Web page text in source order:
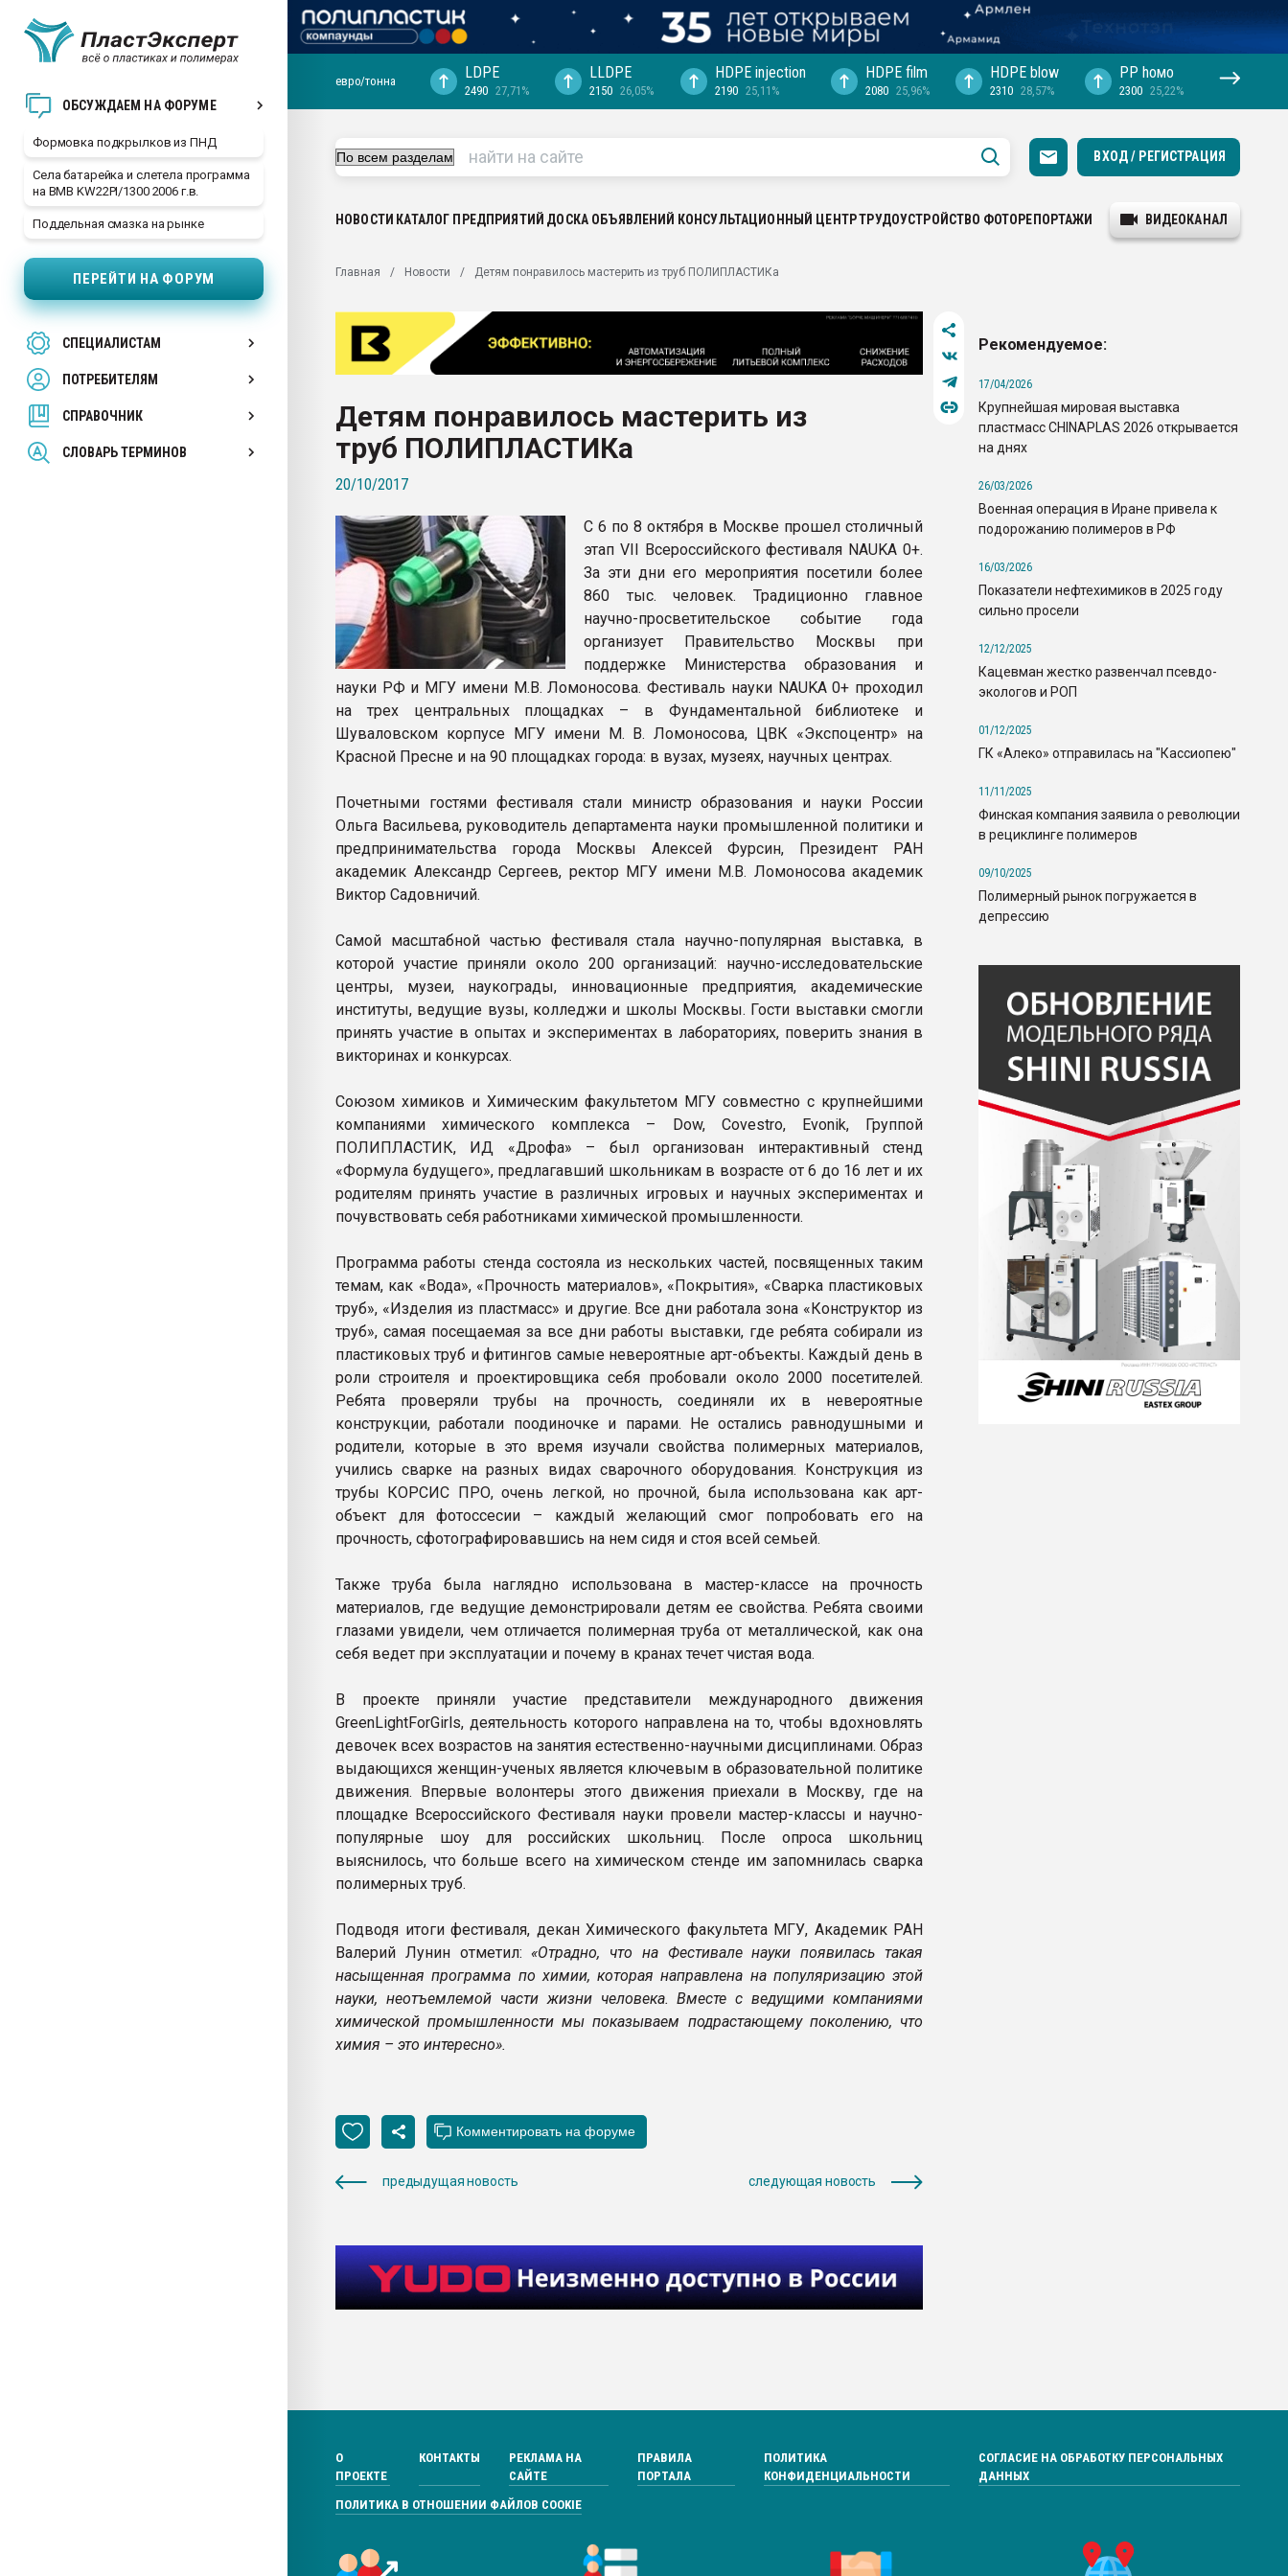
ОБСУЖДАЕМ НА ФОРУМЕ
Формовка подкрылков из ПНД
Села батарейка и слетела программа
на BMB KW22PI/1300 2006 г.в.
Поддельная смазка на рынке
ПЕРЕЙТИ НА ФОРУМ
СПЕЦИАЛИСТАМ
ПОТРЕБИТЕЛЯМ
СПРАВОЧНИК
СЛОВАРЬ ТЕРМИНОВ
29.07.2026 ФРП помог "Ижевскому
Вакуум-формовочные машины:
28.07.2026 Автоматизация выходит на
первый план в переработке
пластмасс
ситуацией на строительном рынке
Всё, что касается выдува ПЭТ
бутылок
ПЕРЕЙТИ НА ФОРУМ
евро/тонна LDPE
2490 27,71%
LLDPE
2150 26,05%
HDPE injection
2190 25,11%
HDPE film
2080 25,96%
HDPE blow
2310 28,57%
PP hомо
2300 25,22%
ВХОД / РЕГИСТРАЦИЯ
НОВОСТИ КАТАЛОГ ПРЕДПРИЯТИЙ ДОСКА ОБЪЯВЛЕНИЙ КОНСУЛЬТАЦИОННЫЙ ЦЕНТРТРУДОУСТРОЙСТВО ФОТОРЕПОРТАЖИ ВИДЕОКАНАЛ
Главная Новости Детям понравилось мастерить из труб ПОЛИПЛАСТИКа
Детям понравилось мастерить из
труб ПОЛИПЛАСТИКа
20/10/2017
С 6 по 8 октября в Москве прошел столичный
этап VII Всероссийского фестиваля NAUKA 0+.
За эти дни его мероприятия посетили более
860 тыс. человек. Традиционно главное
научно-просветительское событие года
организует Правительство Москвы при
поддержке Министерства образования и
науки РФ и МГУ имени М.В. Ломоносова. Фестиваль науки NAUKA 0+ проходил
на трех центральных площадках – в Фундаментальной библиотеке и
Шуваловском корпусе МГУ имени М. В. Ломоносова, ЦВК «Экспоцентр» на
Красной Пресне и на 90 площадках города: в вузах, музеях, научных центрах.
Почетными гостями фестиваля стали министр образования и науки России
Ольга Васильева, руководитель департамента науки промышленной политики и
предпринимательства города Москвы Алексей Фурсин, Президент РАН
академик Александр Сергеев, ректор МГУ имени М.В. Ломоносова академик
Виктор Садовничий.
Самой масштабной частью фестиваля стала научно-популярная выставка, в
которой участие приняли около 200 организаций: научно-исследовательские
центры, музеи, наукограды, инновационные предприятия, академические
институты, ведущие вузы, колледжи и школы Москвы. Гости выставки смогли
принять участие в опытах и экспериментах в лабораториях, поверить знания в
викторинах и конкурсах.
Союзом химиков и Химическим факультетом МГУ совместно с крупнейшими
компаниями химического комплекса – Dow, Covestro, Evonik, Группой
ПОЛИПЛАСТИК, ИД «Дрофа» – был организован интерактивный стенд
«Формула будущего», предлагавший школьникам в возрасте от 6 до 16 лет и их
родителям принять участие в различных игровых и научных экспериментах и
почувствовать себя работниками химической промышленности.
Программа работы стенда состояла из нескольких частей, посвященных таким
темам, как «Вода», «Прочность материалов», «Покрытия», «Сварка пластиковых
труб», «Изделия из пластмасс» и другие. Все дни работала зона «Конструктор из
труб», самая посещаемая за все дни работы выставки, где ребята собирали из
пластиковых труб и фитингов самые невероятные арт-объекты. Каждый день в
роли строителя и проектировщика себя пробовали около 2000 посетителей.
Ребята проверяли трубы на прочность, соединяли их в невероятные
конструкции, работали поодиночке и парами. Не остались равнодушными и
родители, которые в это время изучали свойства полимерных материалов,
учились сварке на разных видах сварочного оборудования. Конструкция из
трубы КОРСИС ПРО, очень легкой, но прочной, была использована как арт-
объект для фотоссесии – каждый желающий смог попробовать его на
прочность, сфотографировавшись на нем сидя и стоя всей семьей.
Также труба была наглядно использована в мастер-классе на прочность
материалов, где ведущие демонстрировали детям ее свойства. Ребята своими
глазами увидели, чем отличается полимерная труба от металлической, как она
себя ведет при эксплуатации и почему в кранах течет чистая вода.
В проекте приняли участие представители международного движения
GreenLightForGirls, деятельность которого направлена на то, чтобы вдохновлять
девочек всех возрастов на занятия естественно-научными дисциплинами. Образ
выдающихся женщин-ученых является ключевым в образовательной политике
движения. Впервые волонтеры этого движения приехали в Москву, где на
площадке Всероссийского Фестиваля науки провели мастер-классы и научно-
популярные шоу для российских школьниц. После опроса школьниц
выяснилось, что больше всего на химическом стенде им запомнилась сварка
полимерных труб.
Подводя итоги фестиваля, декан Химического факультета МГУ, Академик РАН
Валерий Лунин отметил: «Отрадно, что на Фестивале науки появилась такая
насыщенная программа по химии, которая направлена на популяризацию этой
науки, неотъемлемой части жизни человека. Вместе с ведущими компаниями
химической промышленности мы показываем подрастающему поколению, что
химия – это интересно».
предыдущая новость следующая новость
Рекомендуемое:
17/04/2026
Крупнейшая мировая выставка
пластмасс CHINAPLAS 2026 открывается
на днях
26/03/2026
Военная операция в Иране привела к
подорожанию полимеров в РФ
16/03/2026
Показатели нефтехимиков в 2025 году
сильно просели
12/12/2025
Кацевман жестко развенчал псевдо-
экологов и РОП
01/12/2025
ГК «Алеко» отправилась на "Кассиопею"
11/11/2025
Финская компания заявила о революции
в рециклинге полимеров
09/10/2025
Полимерный рынок погружается в
депрессию
О
ПРОЕКТЕ
КОНТАКТЫ
РЕКЛАМА НА
САЙТЕ
ПРАВИЛА
ПОРТАЛА
ПОЛИТИКА
КОНФИДЕНЦИАЛЬНОСТИ
СОГЛАСИЕ НА ОБРАБОТКУ ПЕРСОНАЛЬНЫХ
ДАННЫХ
ПОЛИТИКА В ОТНОШЕНИИ ФАЙЛОВ COOKIE